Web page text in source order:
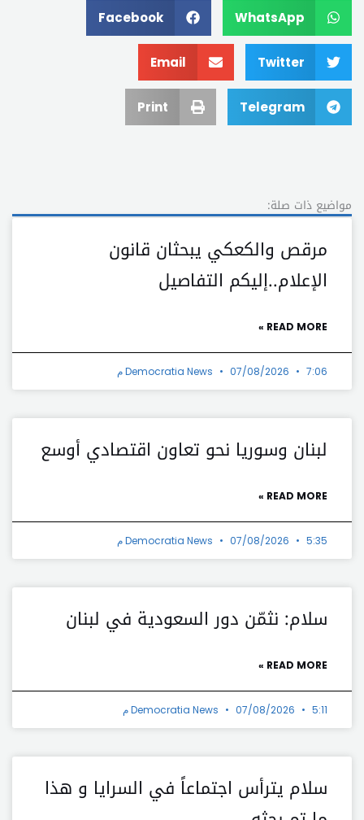
WhatsApp
Facebook
Twitter
Email
Telegram
Print
مواضيع ذات صلة:
مرقص والكعكي يبحثان قانون
الإعلام..إليكم التفاصيل
READ MORE »
Democratia News 07/08/2026 7:06 م
لبنان وسوريا نحو تعاون اقتصادي أوسع
READ MORE »
Democratia News 07/08/2026 5:35 م
سلام: نثمّن دور السعودية في لبنان
READ MORE »
Democratia News 07/08/2026 5:11 م
سلام يترأس اجتماعاً في السرايا و هذا